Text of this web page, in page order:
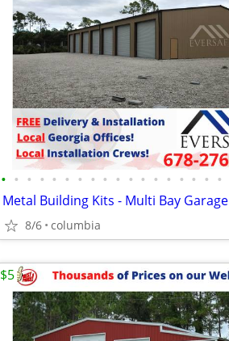
• • • • • • • • • • • • • • • • • •
Metal Building Kits - Multi Bay Garage
8/6 columbia
$5